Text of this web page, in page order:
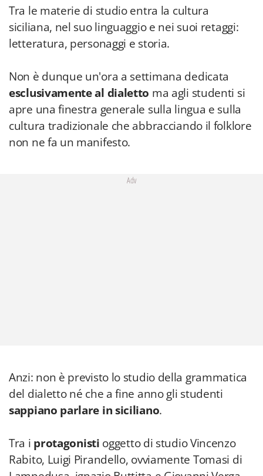
Tra le materie di studio entra la cultura
siciliana, nel suo linguaggio e nei suoi retaggi:
letteratura, personaggi e storia.
Non è dunque un'ora a settimana dedicata
esclusivamente al dialetto ma agli studenti si
apre una finestra generale sulla lingua e sulla
cultura tradizionale che abbracciando il folklore
non ne fa un manifesto.
Adv
Anzi: non è previsto lo studio della grammatica
del dialetto né che a fine anno gli studenti
sappiano parlare in siciliano.
Tra i protagonisti oggetto di studio Vincenzo
Rabito, Luigi Pirandello, ovviamente Tomasi di